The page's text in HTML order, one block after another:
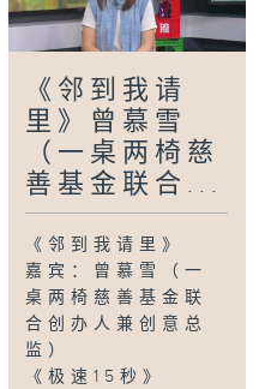
《邻到我请
里》曾慕雪
（一桌两椅慈
善基金联合...
《邻到我请里》
嘉宾：曾慕雪（一
桌两椅慈善基金联
合创办人兼创意总
监）
《极速15秒》